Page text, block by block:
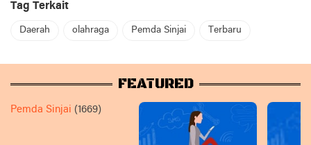
Tag Terkait
Daerah olahraga Pemda Sinjai Terbaru
FEATURED
Pemda Sinjai (1669)